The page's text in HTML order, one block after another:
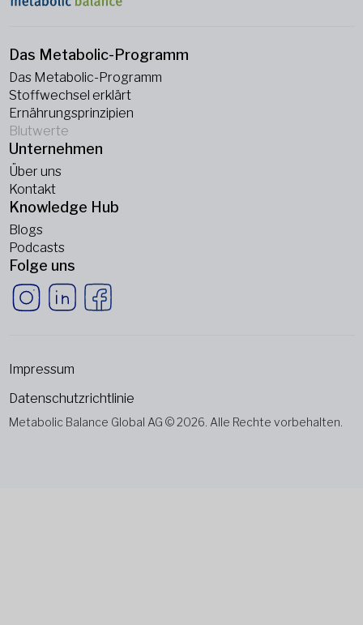
Das Metabolic-Programm
Das Metabolic-Programm
Stoffwechsel erklärt
Ernährungsprinzipien
Blutwerte
Unternehmen
Über uns
Kontakt
Knowledge Hub
Blogs
Podcasts
Folge uns
Metabolic Balance Global AG © 2026. Alle Rechte vorbehalten.
Impressum
Datenschutzrichtlinie